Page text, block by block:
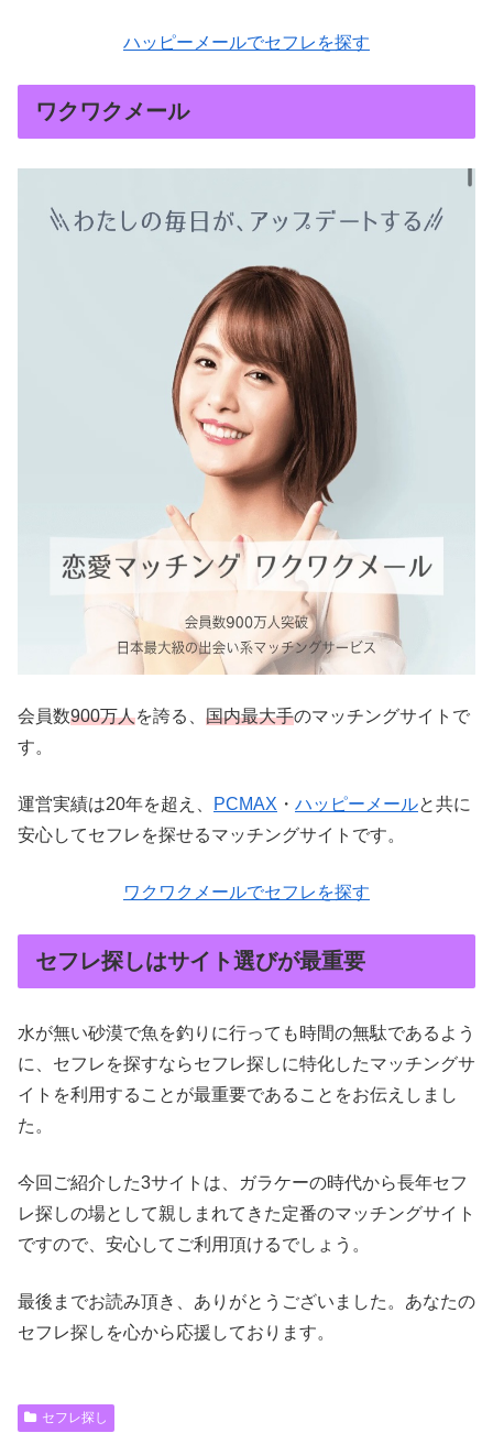
ハッピーメールでセフレを探す
ワクワクメール
会員数900万人を誇る、 国内最大手のマッチングサイトで
す。
運営実績は20年を超え、 PCMAX ・ ハッピーメールと共に
安心してセフレを探せるマッチングサイトです。
ワクワクメールでセフレを探す
セフレ探しはサイト選びが最重要
水が無い砂漠で魚を釣りに行っても時間の無駄であるよう
に、セフレを探すならセフレ探しに特化したマッチングサ
イトを利用することが最重要であることをお伝えしまし
た。
今回ご紹介した3サイトは、ガラケーの時代から長年セフ
レ探しの場として親しまれてきた定番のマッチングサイト
ですので、安心してご利用頂けるでしょう。
最後までお読み頂き、ありがとうございました。あなたの
セフレ探しを心から応援しております。
セフレ探し